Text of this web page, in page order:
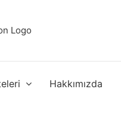
Hakkımızda